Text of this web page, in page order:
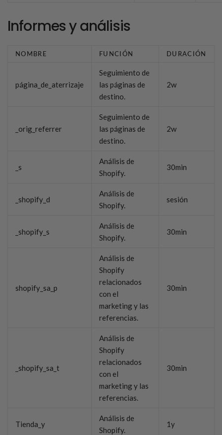
Informes y análisis
NOMBRE FUNCIÓN DURACIÓN
página_de_aterrizaje
Seguimiento de
las páginas de
destino.
2w
_orig_referrer
Seguimiento de
las páginas de
destino.
2w
_s
Análisis de
Shopify.
30min
_shopify_d
Análisis de
Shopify.
sesión
_shopify_s
Análisis de
Shopify.
30min
shopify_sa_p
Análisis de
Shopify
relacionados
con el
marketing y las
referencias.
30min
_shopify_sa_t
Análisis de
Shopify
relacionados
con el
marketing y las
referencias.
30min
Tienda_y
Análisis de
Shopify.
1y